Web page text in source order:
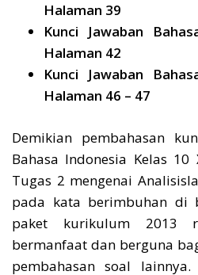
Halaman 39
Kunci Jawaban
Halaman 42
Kunci Jawaban
Halaman 46 – 47
Demikian pembahasan
Bahasa Indonesia Kelas
Tugas 2 mengenai
pada kata berimbuhan di
paket kurikulum 2013
bermanfaat dan berguna
pembahasan soal